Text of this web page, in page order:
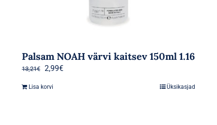
Palsam NOAH värvi kaitsev 150ml 1.16
13,21€ Algne
2,99€Praegune
Lisa korvi Üksikasjad